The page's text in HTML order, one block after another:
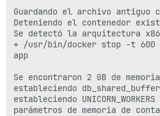
Guardando el archivo antiguo
Deteniendo el contenedor
Se detectó la arquitectura
+ /usr/bin/docker stop -t 600
app
Se encontraron 2 GB de
estableciendo
estableciendo
parámetros de memoria de